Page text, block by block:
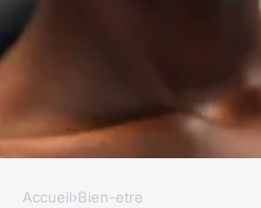
Accueil›Bien-etre